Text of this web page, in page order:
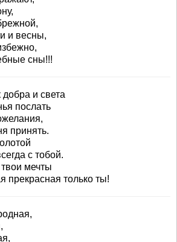
и весны,
сны!!!
и света
послать
принять.
с тобой.
твои мечты
прекрасная только ты!